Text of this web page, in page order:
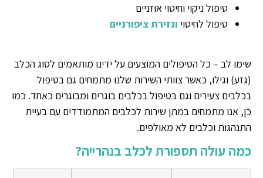
טיפול ניקוי וחיטוי אוזניים
טיפול לחיטוי וגזירת ציפורניים
שימו לב – כל הטיפולים המוצעים על ידינו מותאמים לסוג הכלב
(גזע) וגילו, כאשר צוותי השירות שלנו מתמחים גם בטיפול
בכלבים צעירים וגם בטיפול בכלבים בוגרים ומבוגרים כאחד. כמו
כן, אנו מתמחים במתן שירות לכלבים המתמודדים עם בעיית
התנהגות וכלבים לא מאולפים.
כמה עולה תספורת לכלב בנהרייה?